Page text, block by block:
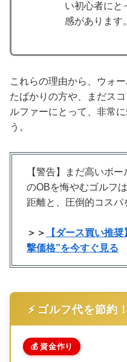
い初心者にと
感があります。
これらの理由から、ウォ
たばかりの方や、まだス
ルファーにとって、非常
う。
【警告】まだ高いボ
のOBを悔やむゴルフ
距離と、圧倒的コスパ
＞＞
【ダース買い推
撃価格”を今すぐ見る
⚡️ ゴルフ代を節約
💰 資金作り